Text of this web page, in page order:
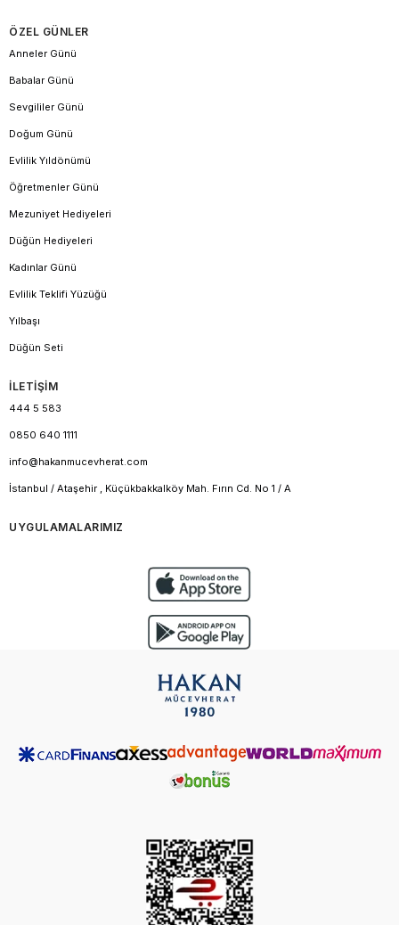
ÖZEL GÜNLER
Anneler Günü
Babalar Günü
Sevgililer Günü
Doğum Günü
Evlilik Yıldönümü
Öğretmenler Günü
Mezuniyet Hediyeleri
Düğün Hediyeleri
Kadınlar Günü
Evlilik Teklifi Yüzüğü
Yılbaşı
Düğün Seti
İLETİŞİM
444 5 583
0850 640 1111
info@hakanmucevherat.com
İstanbul / Ataşehir , Küçükbakkalköy Mah. Fırın Cd. No 1 / A
UYGULAMALARIMIZ